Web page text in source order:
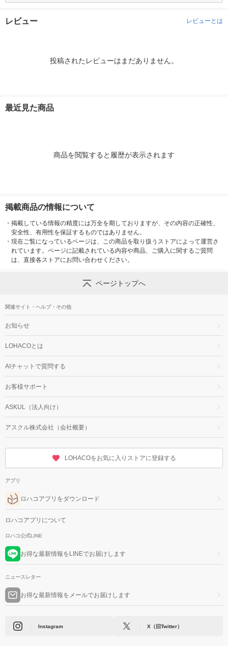
レビュー レビューとは
投稿されたレビューはまだありません。
最近見た商品
商品を閲覧すると履歴が表示されます
掲載商品の情報について
・ 掲載している情報の精度には万全を期しておりますが、その内容の正確性、
安全性、有用性を保証するものではありません。
・ 現在ご覧になっているページは、この商品を取り扱うストアによって運営さ
れています。ページに記載されている内容や商品、ご購入に関するご質問
は、直接各ストアにお問い合わせください。
ページトップへ
関連サイト・ヘルプ・その他
お知らせ
LOHACOとは
AIチャットで質問する
お客様サポート
ASKUL（法人向け）
アスクル株式会社（会社概要）
LOHACOをお気に入りストアに登録する
アプリ
ロハコアプリをダウンロード
ロハコアプリについて
ロハコ公式LINE
お得な最新情報をLINEでお届けします
ニュースレター
お得な最新情報をメールでお届けします
Instagram X（旧Twitter）